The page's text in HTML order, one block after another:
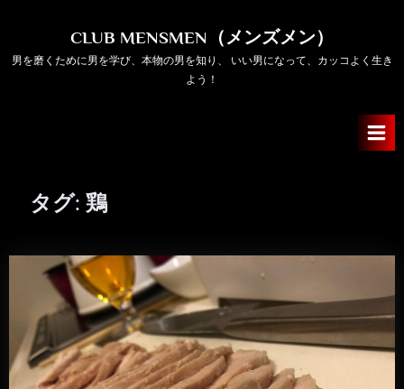
content
CLUB MENSMEN（メンズメン）
男を磨くために男を学び、本物の男を知り、 いい男になって、カッコよく生き
よう！
タグ: 鶏